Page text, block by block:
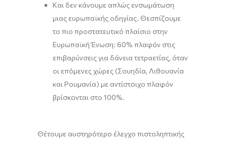
Και δεν κάνουμε απλώς ενσωμάτωση
μιας ευρωπαϊκής οδηγίας. Θεσπίζουμε
το πιο προστατευτικό πλαίσιο στην
Ευρωπαϊκή Ένωση: 60% πλαφόν στις
επιβαρύνσεις για δάνεια τετραετίας, όταν
οι επόμενες χώρες (Σουηδία, Λιθουανία
και Ρουμανία) με αντίστοιχο πλαφόν
βρίσκονται στο 100%.
Θέτουμε αυστηρότερο έλεγχο πιστοληπτικής